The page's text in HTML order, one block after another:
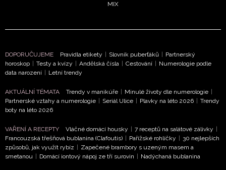
MIX
DOPORUČUJEME Pravidla etikety Slovník puberťáků
Partnerský
horoskop
Testy a kvízy Andělská čísla Cestování
Numerologie podle
data narození
Letní trendy
AKTUÁLNÍ TÉMATA Trendy v manikúře Minulé životy dle numerologie
Partnerské vztahy a numerologie
Seriál Ulice Plavky na léto 2026
Trendy
boty na léto 2026
VAŘENÍ A RECEPTY Vláčné domácí housky 7 receptů na salátové zálivky
Francouzská třešňová bublanina (Clafoutis)
Pařížské rohlíčky
30 nejlepších
způsobů, jak využít rybíz
Zapečené brambory s uzeným masem a
smetanou
Domácí iontový nápoj ze tří surovin Nadýchaná bublanina